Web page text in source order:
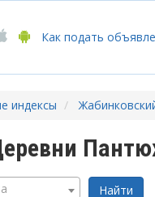
Как подать
индексы